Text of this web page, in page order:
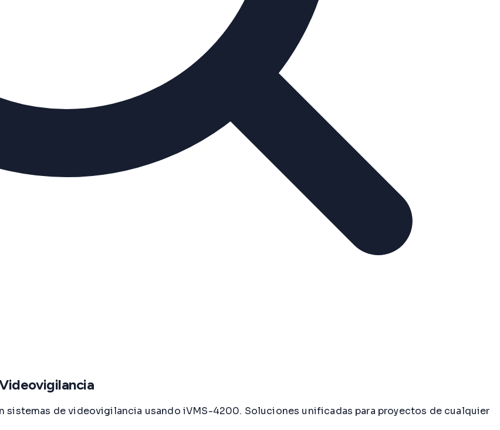
de videovigilancia usando iVMS-4200. Soluciones unificadas para proyectos de cualquier